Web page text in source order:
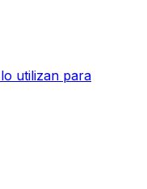
utilizan para